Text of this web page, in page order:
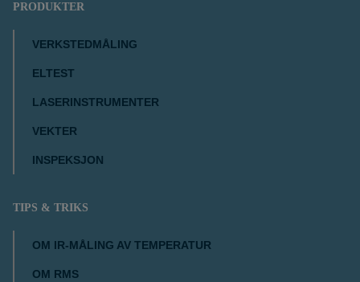
PRODUKTER
VERKSTEDMÅLING
ELTEST
LASERINSTRUMENTER
VEKTER
INSPEKSJON
TIPS & TRIKS
OM IR-MÅLING AV TEMPERATUR
OM RMS